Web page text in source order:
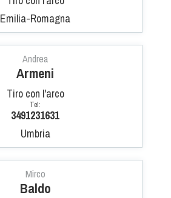
Emilia-Romagna
Andrea
Armeni
Tiro con l'arco
Tel:
3491231631
Umbria
Mirco
Baldo
Cinofilia Venatoria
Sleddog